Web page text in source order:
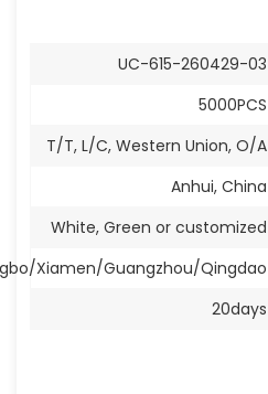
UC-615-260429-03
5000PCS
T/T, L/C, Western Union, O/A
Anhui, China
White, Green or customized
Xiamen/Guangzhou/Qingdao
20days